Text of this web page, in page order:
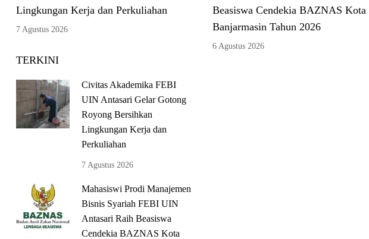
Lingkungan Kerja dan Perkuliahan
7 Agustus 2026
Beasiswa Cendekia BAZNAS Kota
Banjarmasin Tahun 2026
6 Agustus 2026
TERKINI
Civitas Akademika FEBI
UIN Antasari Gelar Gotong
Royong Bersihkan
Lingkungan Kerja dan
Perkuliahan
7 Agustus 2026
Mahasiswi Prodi Manajemen
Bisnis Syariah FEBI UIN
Antasari Raih Beasiswa
Cendekia BAZNAS Kota